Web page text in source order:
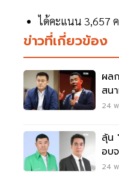
ได้คะแนน 3,657
ข่าวที่เกี่ยวข้อง
ผล
สน
ล่า
24
ลุ้น
อบ
กฤ
24